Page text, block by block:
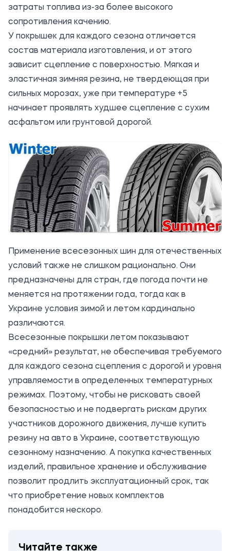
затраты топлива из-за более высокого
сопротивления качению.
У покрышек для каждого сезона отличается
состав материала изготовления, и от этого
зависит сцепление с поверхностью. Мягкая и
эластичная зимняя резина, не твердеющая при
сильных морозах, уже при температуре +5
начинает проявлять худшее сцепление с сухим
асфальтом или грунтовой дорогой.
Применение всесезонных шин для отечественных
условий также не слишком рационально. Они
предназначены для стран, где погода почти не
меняется на протяжении года, тогда как в
Украине условия зимой и летом кардинально
различаются.
Всесезонные покрышки летом показывают
«средний» результат, не обеспечивая требуемого
для каждого сезона сцепления с дорогой и уровня
управляемости в определенных температурных
режимах. Поэтому, чтобы не рисковать своей
безопасностью и не подвергать рискам других
участников дорожного движения, лучше купить
резину на авто в Украине, соответствующую
сезонному назначению. А покупка качественных
изделий, правильное хранение и обслуживание
позволит продлить эксплуатационный срок, так
что приобретение новых комплектов
понадобится нескоро.
Читайте также